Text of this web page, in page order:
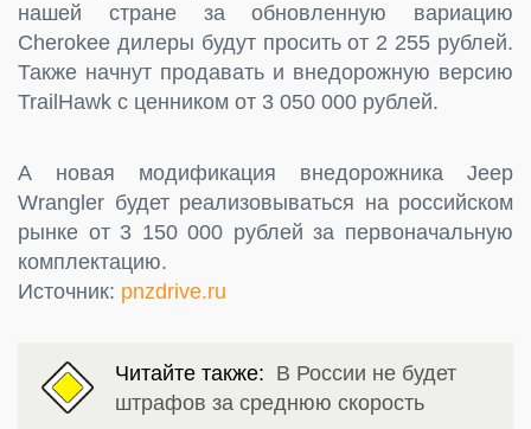
нашей стране за обновленную вариацию
Cherokee дилеры будут просить от 2 255 рублей.
Также начнут продавать и внедорожную версию
TrailHawk с ценником от 3 050 000 рублей.
А новая модификация внедорожника Jeep
Wrangler будет реализовываться на российском
рынке от 3 150 000 рублей за первоначальную
комплектацию.
Источник: pnzdrive.ru
Читайте также: В России не будет
штрафов за среднюю скорость